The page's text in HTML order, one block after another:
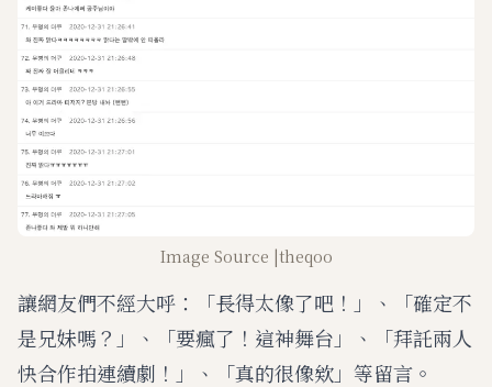
Image Source |theqoo
讓網友們不經大呼：「長得太像了吧！」、「確定不
是兄妹嗎？」、「要瘋了！這神舞台」、「拜託兩人
快合作拍連續劇！」、「真的很像欸」等留言。